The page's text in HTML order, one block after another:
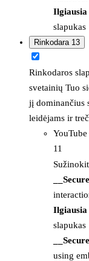
slapukas
Rinkodara 13
Rinkodaros
svetainių Tuo
jį dominančius
leidėjams ir
YouTube
11
slapukas
using